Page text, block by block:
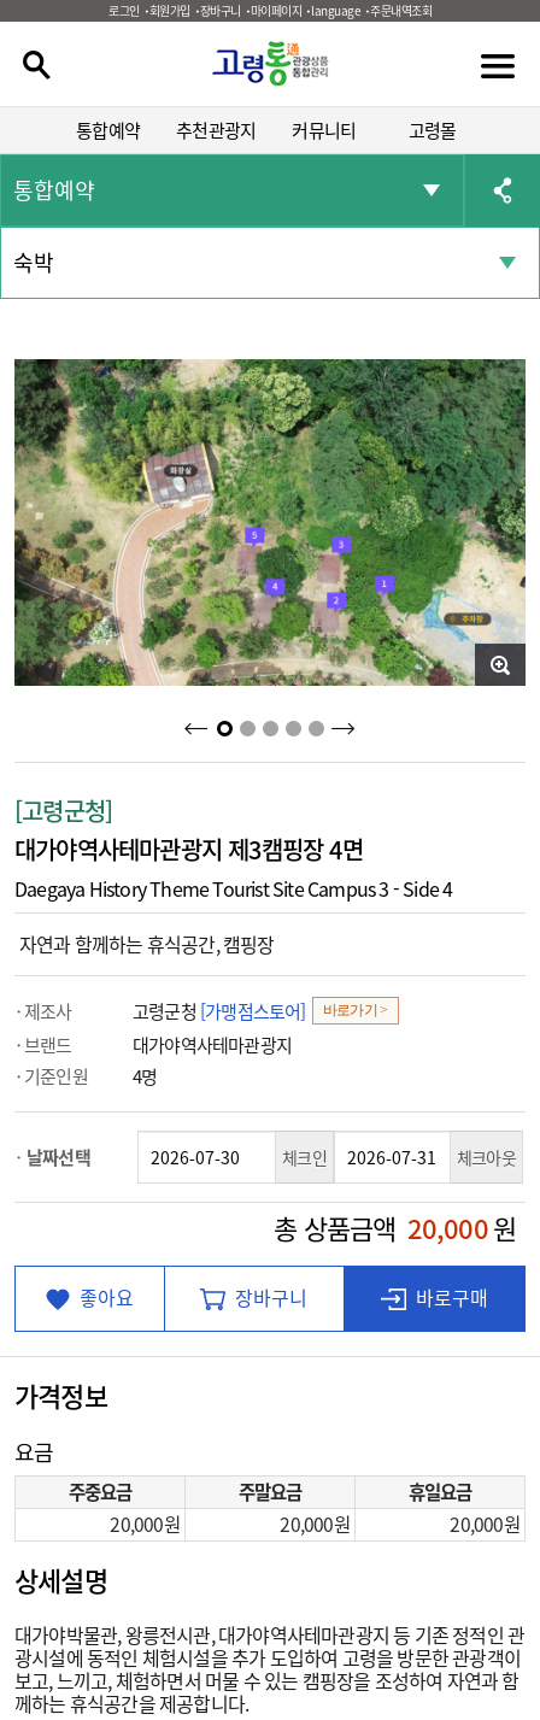
로그인 회원가입 장바구니 마이페이지 language 주문내역조회
통합예약 추천관광지 커뮤니티 고령몰
통합예약
숙박
2 3 4 5
[고령군청]
대가야역사테마관광지 제3캠핑장 4면
Daegaya History Theme Tourist Site Campus 3 - Side 4
자연과 함께하는 휴식공간, 캠핑장
제조사 고령군청 [가맹점스토어] 바로가기 >
브랜드
대가야역사테마관광지
기준인원
4명
날짜선택 체크인 체크아웃
총 상품금액 20,000원
좋아요 장바구니 바로구매
가격정보
요금
주중요금 주말요금
휴일요금
20,000
20,000 20,000
상세설명
대가야박물관, 왕릉전시관, 대가야역사테마관광지 등 기존 정적인 관
광시설에 동적인 체험시설을 추가 도입하여 고령을 방문한 관광객이
보고, 느끼고, 체험하면서 머물 수 있는 캠핑장을 조성하여 자연과 함
께하는 휴식공간을 제공합니다.